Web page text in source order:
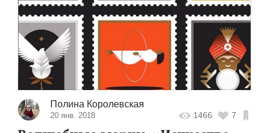
Полина Королевская
20 янв. 2018 1466 7